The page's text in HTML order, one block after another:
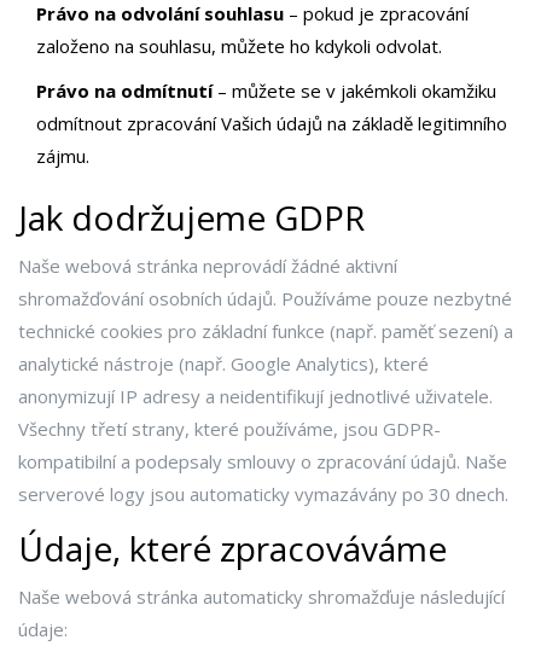
Právo na odvolání souhlasu – pokud je zpracování
založeno na souhlasu, můžete ho kdykoli odvolat.
Právo na odmítnutí– můžete se v jakémkoli okamžiku
odmítnout zpracování Vašich údajů na základě legitimního
zájmu.
Jak dodržujeme GDPR
Naše webová stránka neprovádí žádné aktivní
shromažďování osobních údajů. Používáme pouze nezbytné
technické cookies pro základní funkce (např. paměť sezení) a
analytické nástroje (např. Google Analytics), které
anonymizují IP adresy a neidentifikují jednotlivé uživatele.
Všechny třetí strany, které používáme, jsou GDPR-
kompatibilní a podepsaly smlouvy o zpracování údajů. Naše
serverové logy jsou automaticky vymazávány po 30 dnech.
Údaje, které zpracováváme
Naše webová stránka automaticky shromažďuje následující
údaje: